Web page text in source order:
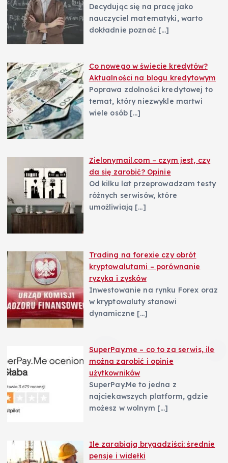
Decydując się na pracę jako
nauczyciel matematyki, warto
dokładnie poznać […]
Co nowego w świecie kredytów?
Aktualności na blogu kredytowym
Poprawa zdolności kredytowej to
temat, który niezwykle martwi
wiele osób […]
Zielonymail.com – czym jest, czy
da się zarobić? Opinie
Od kilku lat przeprowadzam testy
różnych serwisów, które
umożliwiają […]
Trading na forexie czy obrót
kryptowalutami – porównanie
ryzyka i zysków
Inwestowanie na rynku Forex oraz
w kryptowaluty stanowi
dynamiczne […]
SuperPay.me – co to za serwis, ile
można zarobić i opinie
użytkowników
SuperPay.Me to jedna z
najciekawszych platform, gdzie
możesz w wolnym […]
Ile zarabiają brygadziści: średnie
pensje i widełki